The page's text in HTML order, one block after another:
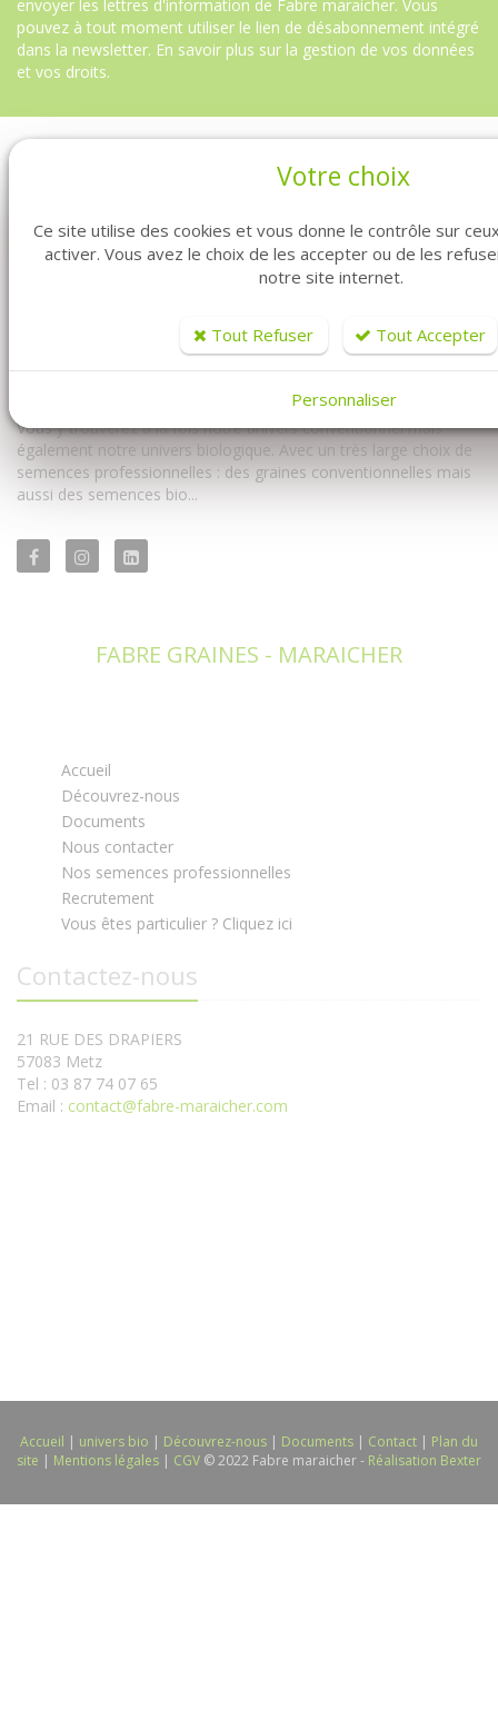
envoyer les lettres d'information de Fabre maraicher. Vous
pouvez à tout moment utiliser le lien de désabonnement intégré
dans la newsletter. En savoir plus sur la gestion de vos données
et vos droits.
Vous êtes professionnel ? Vous êtes maraîcher ? Vous êtes au
bon endroit. Fabre Graines vous propose la vente de graines en
Vous y trouverez à la fois notre univers conventionnel mais
également notre univers biologique. Avec un très large choix de
semences professionnelles : des graines conventionnelles mais
aussi des semences bio...
FABRE GRAINES - MARAICHER
Accueil
Découvrez-nous
Documents
Nous contacter
Nos semences professionnelles
Recrutement
Vous êtes particulier ? Cliquez ici
Contactez-nous
21 RUE DES DRAPIERS
57083 Metz
Tel : 03 87 74 07 65
Email : contact@fabre-maraicher.com
Accueil | univers bio | Découvrez-nous | Documents | Contact | Plan du
site | Mentions légales | CGV © 2022 Fabre maraicher - Réalisation Bexter
Votre choix
Ce site utilise des cookies et vous donne le contrôle sur
activer. Vous avez le choix de les accepter ou de les
notre site internet.
Tout Refuser Tout Accepter
Personnaliser